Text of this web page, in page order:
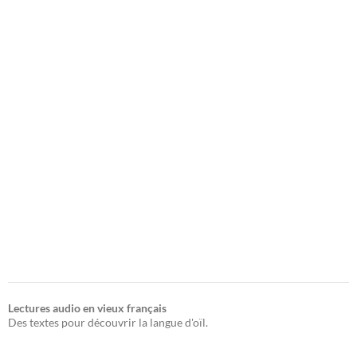
Lectures audio en vieux français
Des textes pour découvrir la langue d'oïl.